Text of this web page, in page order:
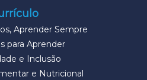
Aprender Sempre
para Aprender
e Inclusão
e Nutricional